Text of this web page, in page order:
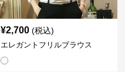
¥2,700 (税込)
エレガントフリルブラウス